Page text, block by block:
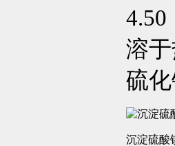
溶
硫
沉淀硫酸